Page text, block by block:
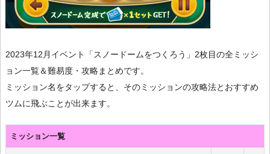
2023年12月イベント「スノードームをつくろう」2枚目の全ミッシ
ョン一覧＆難易度・攻略まとめです。
ミッション名をタップすると、そのミッションの攻略法とおすすめ
ツムに飛ぶことが出来ます。
ミッション一覧